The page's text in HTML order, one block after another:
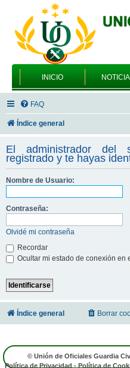
INICIO
FAQ
Índice general
El administrador del
registrado y te hayas
Nombre de Usuario:
Contraseña:
Olvidé mi contraseña
Recordar
Ocultar mi estado de conexión en
Índice general Borrar
© Unión de Oficiales Guardia
Política de Privacidad - Política de